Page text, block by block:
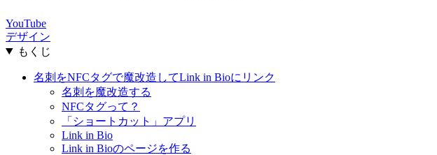
YouTube
デザイン
もくじ
名刺をNFCタグで魔改造してLink in Bioにリンク
名刺を魔改造する
NFCタグって？
「ショートカット」アプリ
Link in Bio
Link in Bioのページを作る